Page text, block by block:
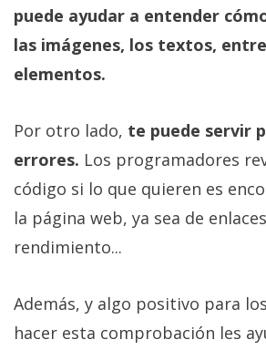
puede ayudar a entender
las imágenes, los textos,
elementos.
Por otro lado, te puede servir
errores. Los programadores
código si lo que quieren es
la página web, ya sea de
rendimiento...
Además, y algo positivo para
hacer esta comprobación les